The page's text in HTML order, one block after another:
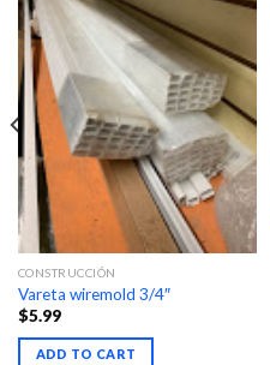
CONSTRUCCIÓN
Vareta wiremold 3/4″
$5.99
ADD TO CART